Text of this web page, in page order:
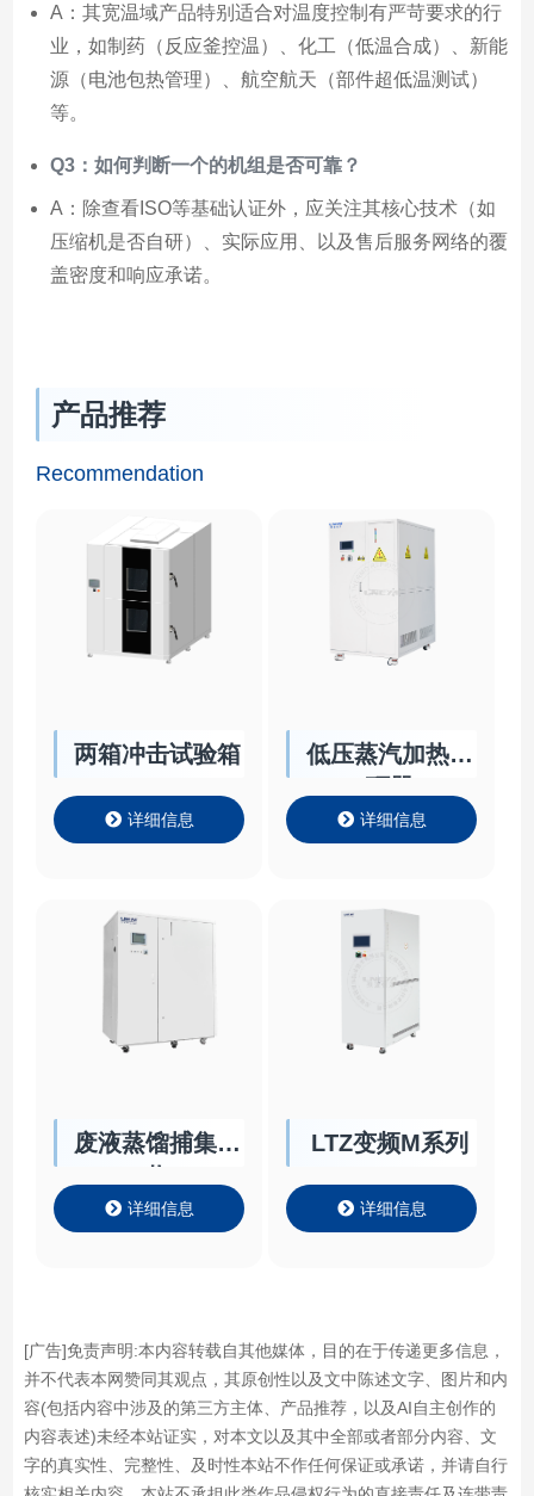
A：其宽温域产品特别适合对温度控制有严苛要求的行
业，如制药（反应釜控温）、化工（低温合成）、新能
源（电池包热管理）、航空航天（部件超低温测试）
等。
Q3：如何判断一个的机组是否可靠？
A：除查看ISO等基础认证外，应关注其核心技术（如
压缩机是否自研）、实际应用、以及售后服务网络的覆
盖密度和响应承诺。
产品推荐
Recommendation
两箱冲击试验箱
详细信息
低压蒸汽加热循
详细信息
废液蒸馏捕集回
详细信息
LTZ变频M系列
详细信息
[广告]免责声明:本内容转载自其他媒体，目的在于传递更多信息，
并不代表本网赞同其观点，其原创性以及文中陈述文字、图片和内
容(包括内容中涉及的第三方主体、产品推荐，以及AI自主创作的
内容表述)未经本站证实，对本文以及其中全部或者部分内容、文
字的真实性、完整性、及时性本站不作任何保证或承诺，并请自行